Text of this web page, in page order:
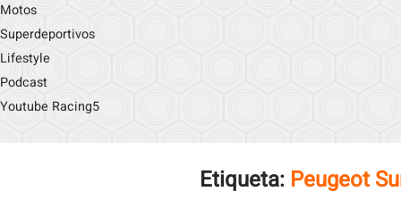
Motos
Superdeportivos
Lifestyle
Podcast
Youtube Racing5
Etiqueta: Peugeot